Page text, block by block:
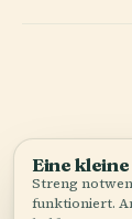
Hören
Eine
Streng
funktioniert.